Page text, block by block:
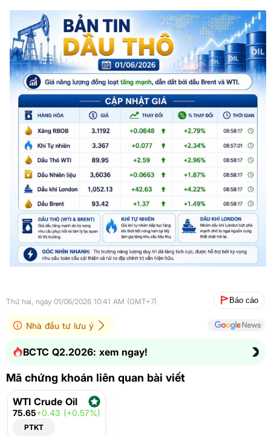
Thứ hai, ngày 01/06/2026 10:41 AM (GMT+7) Báo cáo
Nhà đầu tư lưu ý
BCTC Q2.2026: xem ngay!
Mã chứng khoán liên quan bài viết
WTI Crude Oil
75.65+0.43 (+0.57%)
PTKT